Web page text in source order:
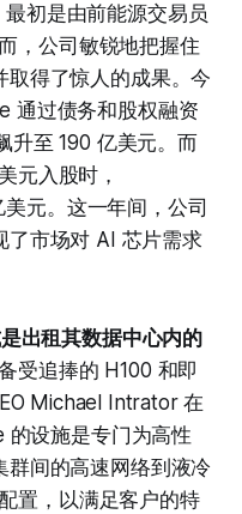
初是由前能源交易员
，公司敏锐地把握住
取得了惊人的成果。今
通过债务和股权融资
升至 190 亿美元。而
元入股时，
元。这一年间，公司
了市场对 AI 芯片需求
出租其数据中心内的
受追捧的 H100 和即
Michael Intrator 在
的设施是专门为高性
群间的高速网络到液冷
置，以满足客户的特